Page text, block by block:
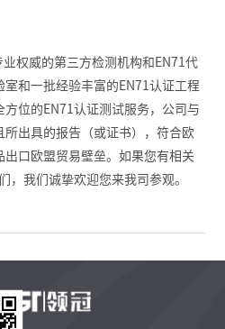
权威的第三方检测机构和EN71代
和一批经验丰富的EN71认证工程
位的EN71认证测试服务，公司与
所出具的报告（或证书），符合欧
口欧盟贸易壁垒。如果您有相关
，我们诚挚欢迎您来我司参观。